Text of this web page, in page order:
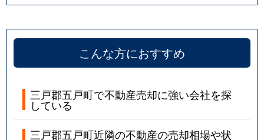
こんな方におすすめ
三戸郡五戸町で不動産売却に強い会社を探
している
三戸郡五戸町近隣の不動産の売却相場や状